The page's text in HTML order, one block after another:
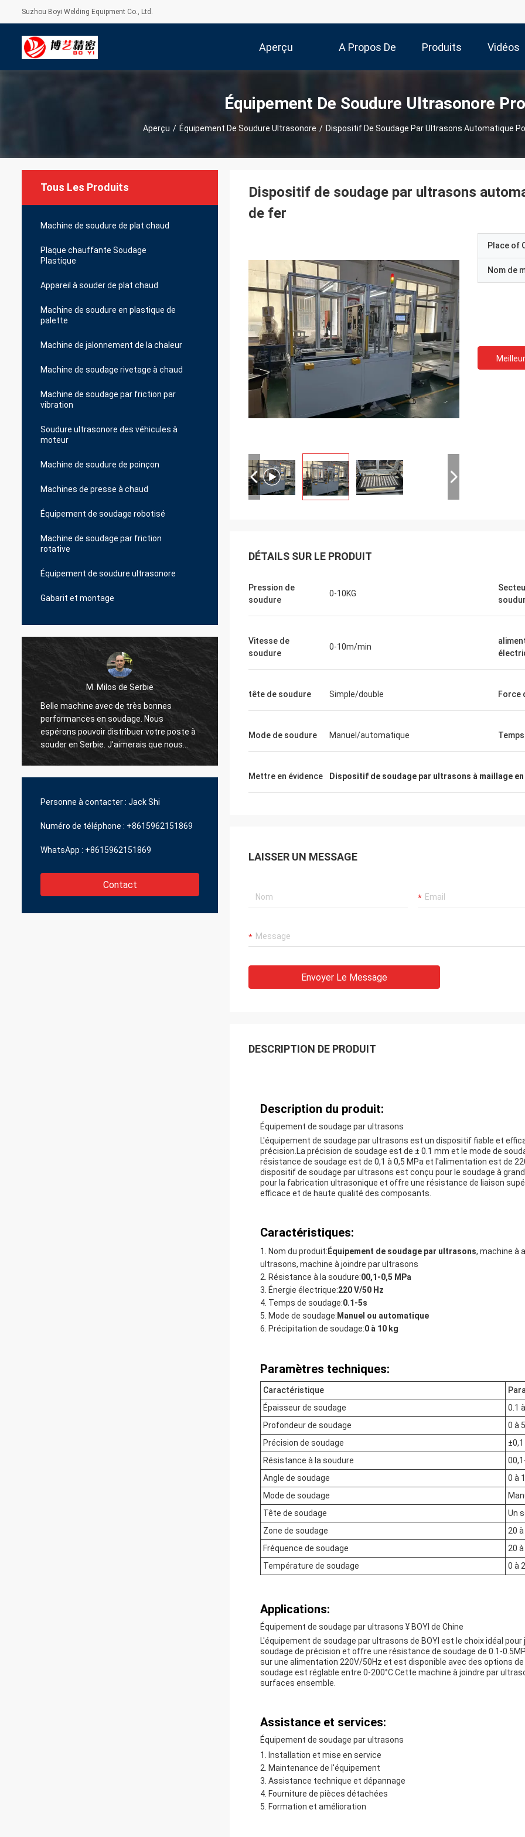
Suzhou Boyi Welding Equipment Co., Ltd.
Aperçu A Propos De
Nous
Produits Vidéos
Équipement De Soudure Ultrasonore
Aperçu / Équipement De Soudure Ultrasonore / Dispositif De Soudage Par Ultrasons Automatique
Tous Les Produits
Machine de soudure de plat chaud
Plaque chauffante Soudage
Plastique
Appareil à souder de plat chaud
Machine de soudure en plastique de
palette
Machine de jalonnement de la chaleur
Machine de soudage rivetage à chaud
Machine de soudage par friction par
vibration
Soudure ultrasonore des véhicules à
moteur
Machine de soudure de poinçon
Machines de presse à chaud
Équipement de soudage robotisé
Machine de soudage par friction
rotative
Équipement de soudure ultrasonore
Gabarit et montage
M. Milos de Serbie
Belle machine avec de très bonnes
performances en soudage. Nous
espérons pouvoir distribuer votre poste à
souder en Serbie. J'aimerais que nous
ayons une bonne coopération.
Merci de votre bonne coopération et
avons reçu la
envisagerons d'acheter
de votre équipement
Personne à contacter : Jack Shi
Numéro de téléphone : +8615962151869
WhatsApp : +8615962151869
Contact
Dispositif de soudage par ultrasons
de fer
Place of
Nom de
DÉTAILS SUR LE PRODUIT
Pression de
soudure
0-10KG
Vitesse de
soudure
0-10m/min
tête de soudure Simple/double Force
Mode de soudure Manuel/automatique
Mettre en évidence Dispositif de soudage par ultrasons à maillage
LAISSER UN MESSAGE
Envoyer Le Message
DESCRIPTION DE PRODUIT
Description du produit:
Équipement de soudage par ultrasons
L'équipement de soudage par ultrasons est un dispositif fiable et
précision.La précision de soudage est de ± 0.1 mm et le mode de
résistance de soudage est de 0,1 à 0,5 MPa et l'alimentation est de
dispositif de soudage par ultrasons est conçu pour le soudage à
pour la fabrication ultrasonique et offre une résistance de liaison
efficace et de haute qualité des composants.
Caractéristiques:
Nom du produit: Équipement de soudage par ultrasons, machine à
ultrasons, machine à joindre par ultrasons
Résistance à la soudure:00,1-0,5 MPa
Énergie électrique:220 V/50 Hz
Temps de soudage:0.1-5s
Mode de soudage: Manuel ou automatique
Précipitation de soudage:0 à 10 kg
Paramètres techniques:
Caractéristique
Épaisseur de soudage
0.1
Profondeur de soudage
0 à
Précision de soudage
Résistance à la soudure
Angle de soudage
0 à
Mode de soudage
Tête de soudage
Un
Zone de soudage
20
Fréquence de soudage
20
Température de soudage
0 à
Applications:
Équipement de soudage par ultrasons ¥ BOYI de Chine
L'équipement de soudage par ultrasons de BOYI est le choix idéal
soudage de précision et offre une résistance de soudage de 0.1-
sur une alimentation 220V/50Hz et est disponible avec des options
soudage est réglable entre 0-200°C.Cette machine à joindre par
surfaces ensemble.
Assistance et services:
Équipement de soudage par ultrasons
Installation et mise en service
Maintenance de l'équipement
Assistance technique et dépannage
Fourniture de pièces détachées
Formation et amélioration